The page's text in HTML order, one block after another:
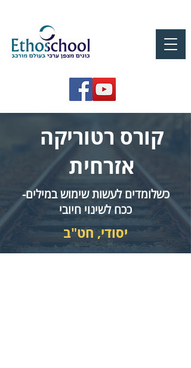
קורס רטוריקה
אזרחית
כשלומדים לעשות שימוש במילים-
ככח לשינוי חיובי
יסודי, חט"ב